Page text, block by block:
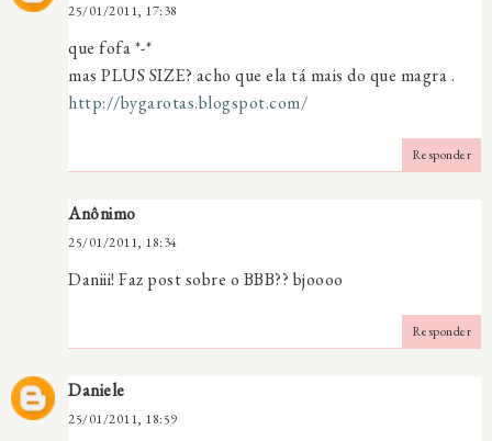
25/01/2011, 17:38
que fofa *-*
mas PLUS SIZE? acho que ela tá mais do que magra .
http://bygarotas.blogspot.com/
Responder
Anônimo
25/01/2011, 18:34
Daniii! Faz post sobre o BBB?? bjoooo
Responder
Daniele
25/01/2011, 18:59